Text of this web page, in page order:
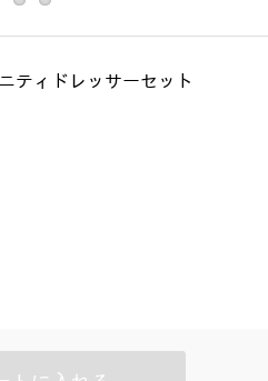
ティドレッサーセット